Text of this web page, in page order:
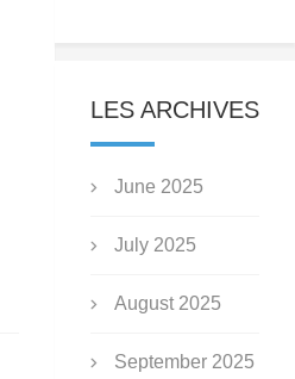
LES ARCHIVES
June 2025
July 2025
August 2025
September 2025